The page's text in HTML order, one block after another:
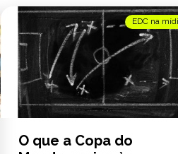
EDC na
O que a Copa do